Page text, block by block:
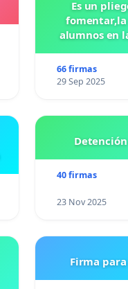
Es un
fomentar,la
alumnos en
66 firmas
29 Sep 2025
40 firmas
23 Nov 2025
Firma